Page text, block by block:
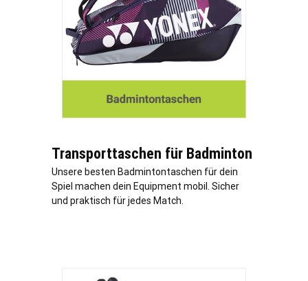
Transporttaschen für Badminton
Unsere besten Badmintontaschen für dein
Spiel machen dein Equipment mobil. Sicher
und praktisch für jedes Match.